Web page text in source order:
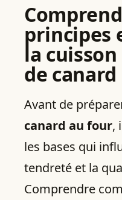
principes
la
de canard
Avant de
canard au four,
les bases qui
tendreté et la
Comprendre